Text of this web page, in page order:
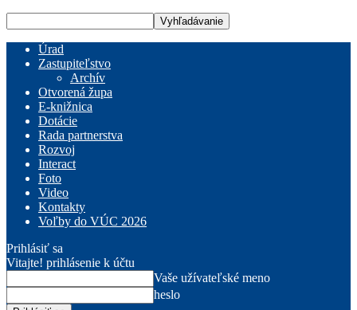
Úrad
Zastupiteľstvo
Archív
Otvorená župa
E-knižnica
Dotácie
Rada partnerstva
Rozvoj
Interact
Foto
Video
Kontakty
Voľby do VÚC 2026
Prihlásiť sa
Vitajte! prihlásenie k účtu
Vaše užívateľské meno
heslo